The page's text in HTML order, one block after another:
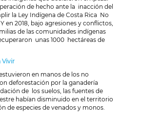
de hecho ante la inacción del
la Ley Indígena de Costa Rica No
Y en 2018, bajo agresiones y conflictos,
de las comunidades indígenas
unas 1000 hectáreas de
Vivir
en manos de los no
deforestación por la ganadería
de los suelos, las fuentes de
habían disminuido en el territorio
de especies de venados y monos.